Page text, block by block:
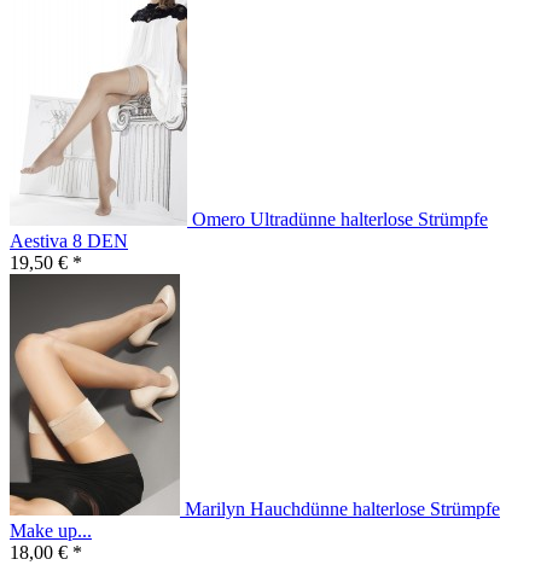
Omero Ultradünne halterlose Strümpfe
Aestiva 8 DEN
19,50 € *
Marilyn Hauchdünne halterlose Strümpfe
Make up...
18,00 € *